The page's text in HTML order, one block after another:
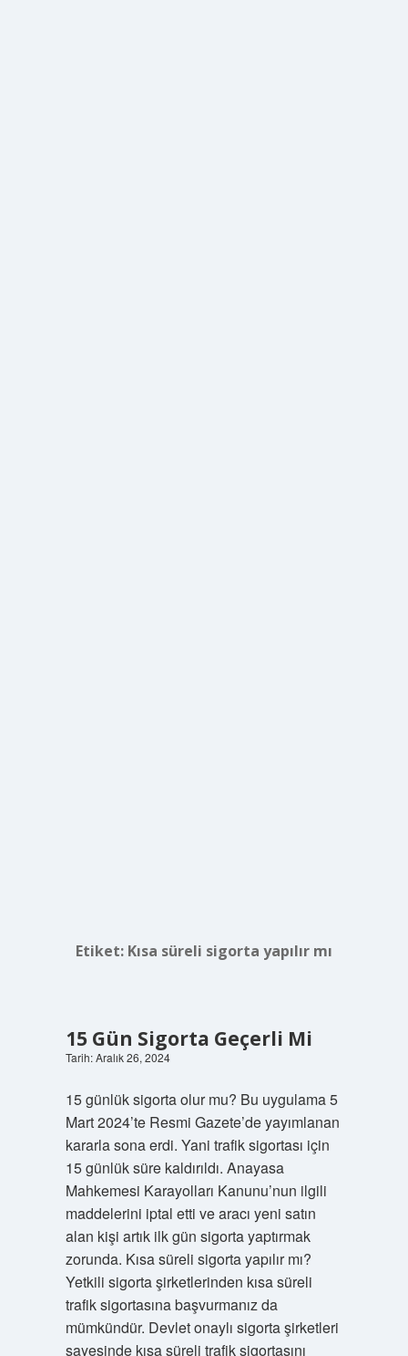
Etiket: Kısa süreli sigorta yapılır mı
15 Gün Sigorta Geçerli Mi
Tarih: Aralık 26, 2024
15 günlük sigorta olur mu? Bu uygulama 5
Mart 2024’te Resmi Gazete’de yayımlanan
kararla sona erdi. Yani trafik sigortası için
15 günlük süre kaldırıldı. Anayasa
Mahkemesi Karayolları Kanunu’nun ilgili
maddelerini iptal etti ve aracı yeni satın
alan kişi artık ilk gün sigorta yaptırmak
zorunda. Kısa süreli sigorta yapılır mı?
Yetkili sigorta şirketlerinden kısa süreli
trafik sigortasına başvurmanız da
mümkündür. Devlet onaylı sigorta şirketleri
sayesinde kısa süreli trafik sigortasını